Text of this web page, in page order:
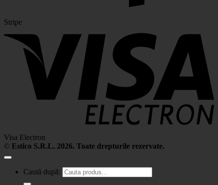
Stripe
Visa Electron
© Estico S.R.L. 2026. Toate drepturile rezervate.
Caută după: